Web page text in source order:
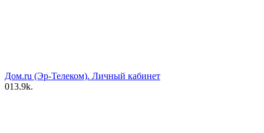
Дом.ru (Эр-Телеком). Личный кабинет
013.9k.